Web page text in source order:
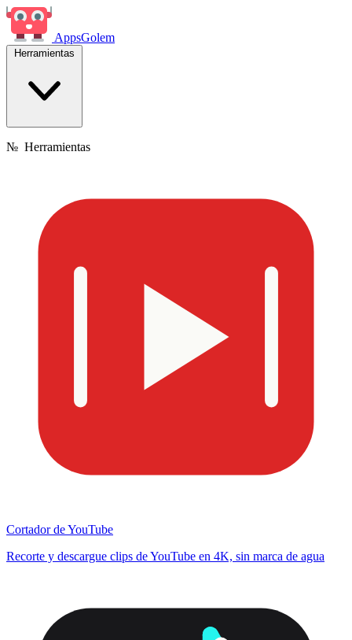
AppsGolem
Herramientas
№ Herramientas
Cortador de YouTube
Recorte y descargue clips de YouTube en 4K, sin marca de agua